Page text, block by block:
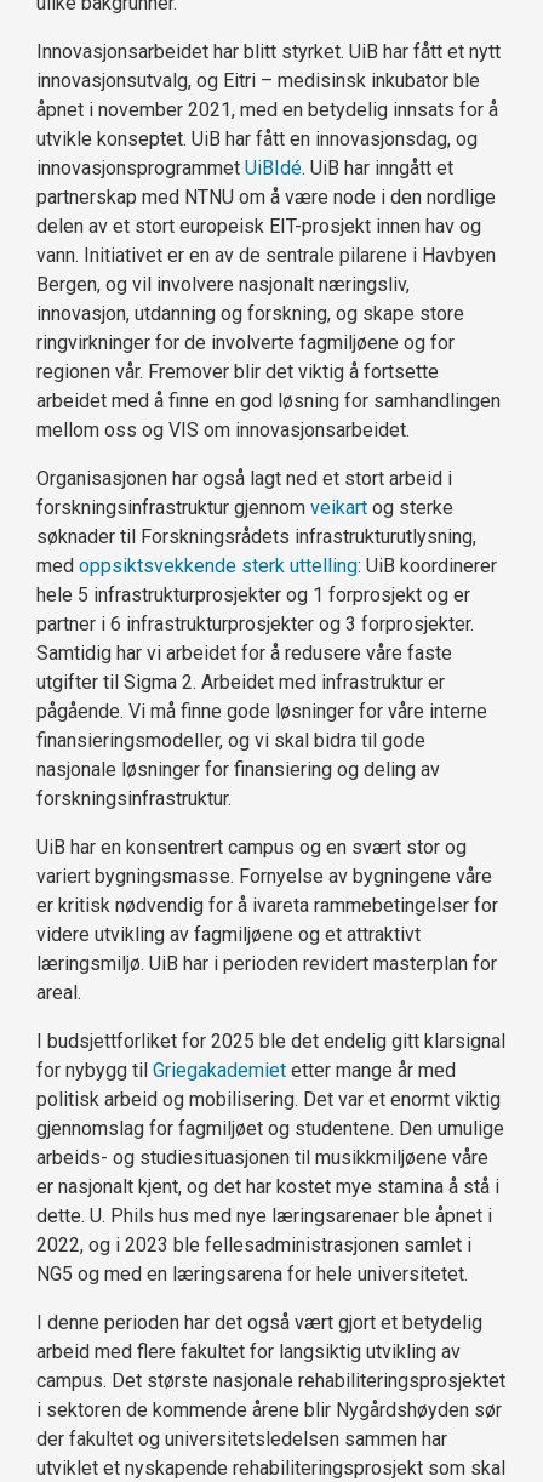
Innovasjonsarbeidet har blitt styrket. UiB har fått et nytt
innovasjonsutvalg, og Eitri – medisinsk inkubator ble
åpnet i november 2021, med en betydelig innsats for å
utvikle konseptet. UiB har fått en innovasjonsdag, og
innovasjonsprogrammet UiBIdé. UiB har inngått et
partnerskap med NTNU om å være node i den nordlige
delen av et stort europeisk EIT-prosjekt innen hav og
vann. Initiativet er en av de sentrale pilarene i Havbyen
Bergen, og vil involvere nasjonalt næringsliv,
innovasjon, utdanning og forskning, og skape store
ringvirkninger for de involverte fagmiljøene og for
regionen vår. Fremover blir det viktig å fortsette
arbeidet med å finne en god løsning for samhandlingen
mellom oss og VIS om innovasjonsarbeidet.
Organisasjonen har også lagt ned et stort arbeid i
forskningsinfrastruktur gjennom veikart og sterke
søknader til Forskningsrådets infrastrukturutlysning,
med oppsiktsvekkende sterk uttelling: UiB koordinerer
hele 5 infrastrukturprosjekter og 1 forprosjekt og er
partner i 6 infrastrukturprosjekter og 3 forprosjekter.
Samtidig har vi arbeidet for å redusere våre faste
utgifter til Sigma 2. Arbeidet med infrastruktur er
pågående. Vi må finne gode løsninger for våre interne
finansieringsmodeller, og vi skal bidra til gode
nasjonale løsninger for finansiering og deling av
forskningsinfrastruktur.
UiB har en konsentrert campus og en svært stor og
variert bygningsmasse. Fornyelse av bygningene våre
er kritisk nødvendig for å ivareta rammebetingelser for
videre utvikling av fagmiljøene og et attraktivt
læringsmiljø. UiB har i perioden revidert masterplan for
areal.
I budsjettforliket for 2025 ble det endelig gitt klarsignal
for nybygg til Griegakademiet etter mange år med
politisk arbeid og mobilisering. Det var et enormt viktig
gjennomslag for fagmiljøet og studentene. Den umulige
arbeids- og studiesituasjonen til musikkmiljøene våre
er nasjonalt kjent, og det har kostet mye stamina å stå i
dette. U. Phils hus med nye læringsarenaer ble åpnet i
2022, og i 2023 ble fellesadministrasjonen samlet i
NG5 og med en læringsarena for hele universitetet.
I denne perioden har det også vært gjort et betydelig
arbeid med flere fakultet for langsiktig utvikling av
campus. Det største nasjonale rehabiliteringsprosjektet
i sektoren de kommende årene blir Nygårdshøyden sør
der fakultet og universitetsledelsen sammen har
utviklet et nyskapende rehabiliteringsprosjekt som skal